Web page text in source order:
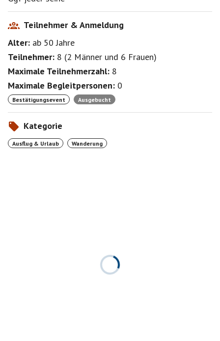
unbedingt nach
• AnmeldeReihenfolge,
• BekanntschaftsDauer,
• Geruch,
sondern schlicht nach Laune und... Neugier?
Teilnehmer & Anmeldung
Alter: ab 50Jahre
Teilnehmer: 8 (2 Männer und 6 Frauen)
Maximale Teilnehmerzahl: 8
Maximale Begleitpersonen: 0
Bestätigungsevent Ausgebucht
Kategorie
Ausflug & Urlaub Wanderung